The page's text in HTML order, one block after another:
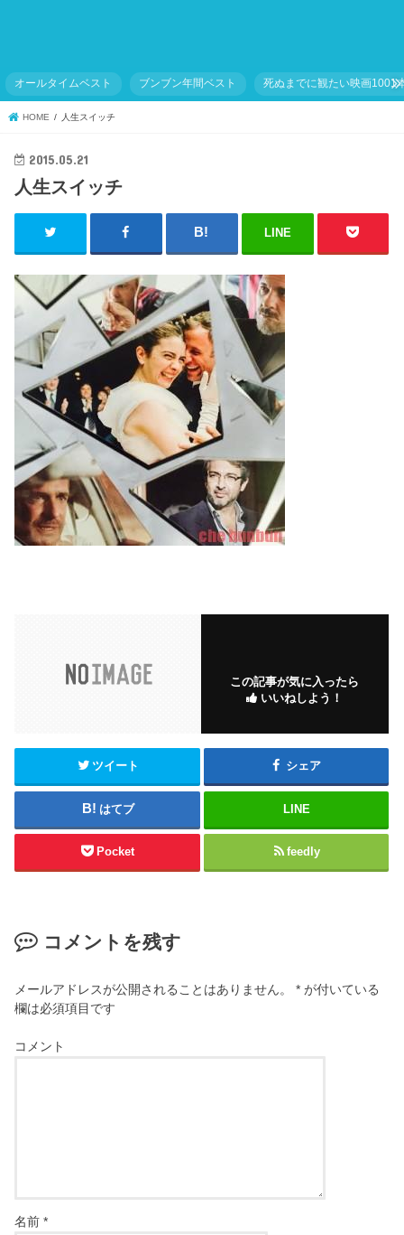
オールタイムベスト ブンブン年間ベスト 死ぬまでに観たい映画1001
HOME 人生スイッチ
2015.05.21
人生スイッチ
LINE
この記事が気に入ったら
いいねしよう！
ツイート シェア
はてブ LINE
Pocket feedly
コメントを残す
メールアドレスが公開されることはありません。 * が付いている
欄は必須項目です
コメント
名前*